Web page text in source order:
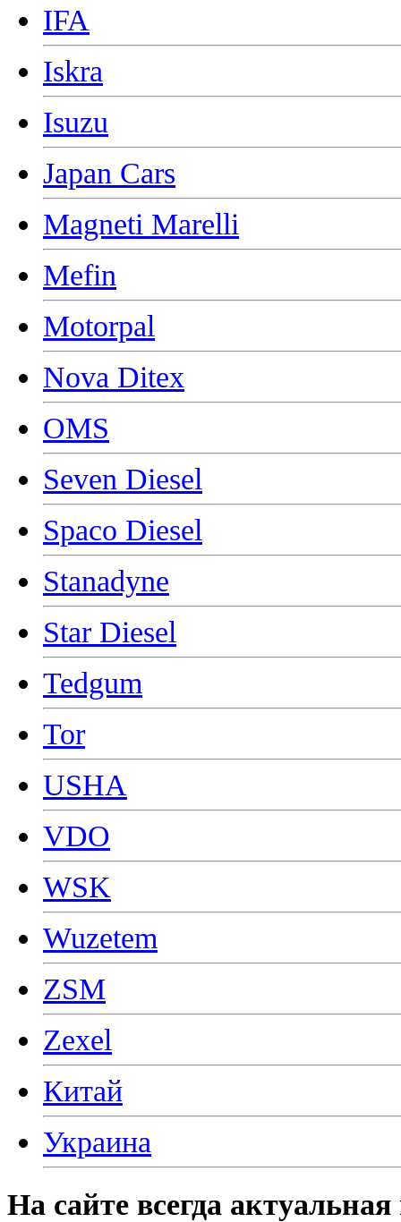
IFA
Iskra
Isuzu
Japan Cars
Magneti Marelli
Mefin
Motorpal
Nova Ditex
OMS
Seven Diesel
Spaco Diesel
Stanadyne
Star Diesel
Tedgum
Tor
USHA
VDO
WSK
Wuzetem
ZSM
Zexel
Китай
Украина
На сайте всегда